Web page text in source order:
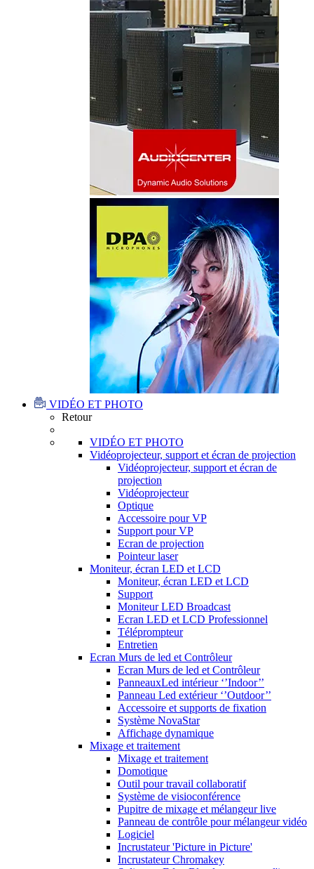
VIDÉO ET PHOTO
Retour
VIDÉO ET PHOTO
Vidéoprojecteur, support et écran de projection
Vidéoprojecteur, support et écran de
projection
Vidéoprojecteur
Optique
Accessoire pour VP
Support pour VP
Ecran de projection
Pointeur laser
Moniteur, écran LED et LCD
Moniteur, écran LED et LCD
Support
Moniteur LED Broadcast
Ecran LED et LCD Professionnel
Téléprompteur
Entretien
Ecran Murs de led et Contrôleur
Ecran Murs de led et Contrôleur
PanneauxLed intérieur ‘’Indoor’’
Panneau Led extérieur ‘’Outdoor’’
Accessoire et supports de fixation
Système NovaStar
Affichage dynamique
Mixage et traitement
Mixage et traitement
Domotique
Outil pour travail collaboratif
Système de visioconférence
Pupitre de mixage et mélangeur live
Panneau de contrôle pour mélangeur vidéo
Logiciel
Incrustateur 'Picture in Picture'
Incrustateur Chromakey